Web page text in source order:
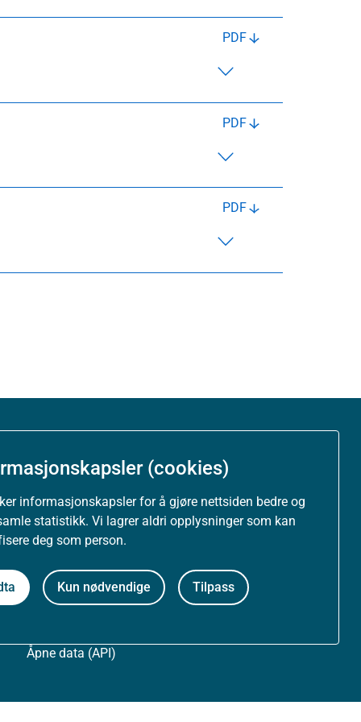
(cookies)
informasjonskapsler for å gjøre nettsiden bedre og
statistikk. Vi lagrer aldri opplysninger som kan
deg som person.
Kun nødvendige Tilpass
PDF
PDF
PDF
Personvernerklæring
Tilgjengelighetserklæring (uustatus.no)
Besøksstatistikk og informasjonskapsler
Åpne data (API)